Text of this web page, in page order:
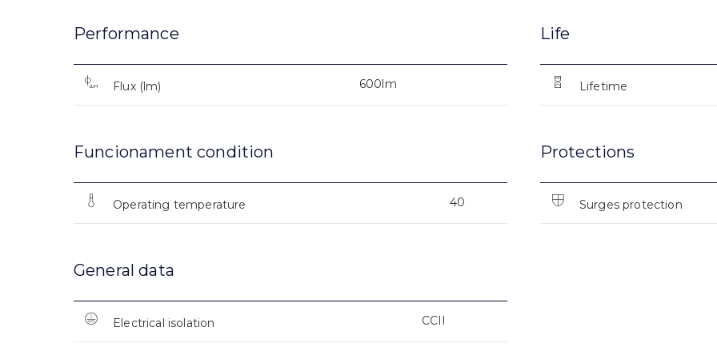
Performance
Flux (lm) 600lm
Life
Lifetime
Funcionament condition
Operating temperature 40
Protections
Surges protection
General data
Electrical isolation CCII